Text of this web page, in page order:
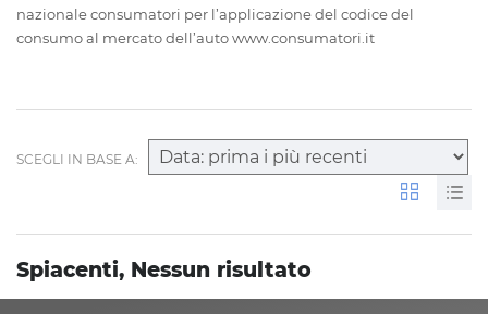
nazionale consumatori per l’applicazione del codice del
consumo al mercato dell’auto www.consumatori.it
SCEGLI IN BASE A:
Spiacenti, Nessun risultato